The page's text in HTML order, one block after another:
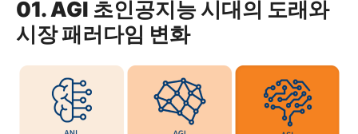
01. AGI 초인공지능 시대의 도래와
시장 패러다임 변화